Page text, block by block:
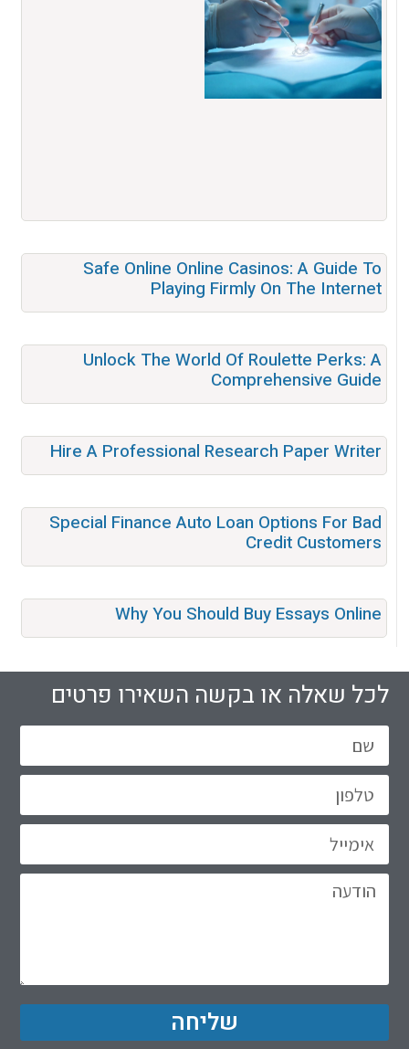
Safe Online Online Casinos: A Guide To
Playing Firmly On The Internet
Unlock The World Of Roulette Perks: A
Comprehensive Guide
Hire A Professional Research Paper Writer
Special Finance Auto Loan Options For Bad
Credit Customers
Why You Should Buy Essays Online
לכל שאלה או בקשה השאירו פרטים
שליחה